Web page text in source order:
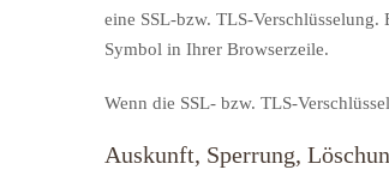
eine SSL-bzw. TLS-Verschlüsselung.
Symbol in Ihrer Browserzeile.
Wenn die SSL- bzw. TLS-
Auskunft, Sperrung,